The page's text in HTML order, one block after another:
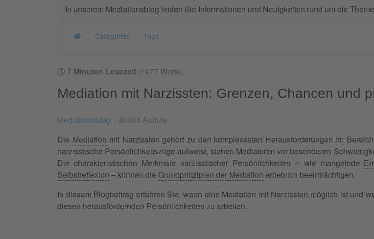
In unserem Mediationsblog finden Sie Informationen und Neuigkeiten rund um die
Home Categories Tags
7 Minuten Lesezeit (1477 Worte)
Mediation mit Narzissten: Grenzen, Chancen und
Mediationsblog
40364 Aufrufe
Die Mediation mit Narzissten gehört zu den komplexesten Herausforderungen im
narzisstische Persönlichkeitszüge aufweist, stehen Mediatoren vor besonderen
Die charakteristischen Merkmale narzisstischer Persönlichkeiten – wie mangelnde
Selbstreflexion – können die Grundprinzipien der Mediation erheblich beeinträchtigen.
In diesem Blogbeitrag erfahren Sie, wann eine Mediation mit Narzissten möglich ist und
diesen herausfordernden Persönlichkeiten zu arbeiten.